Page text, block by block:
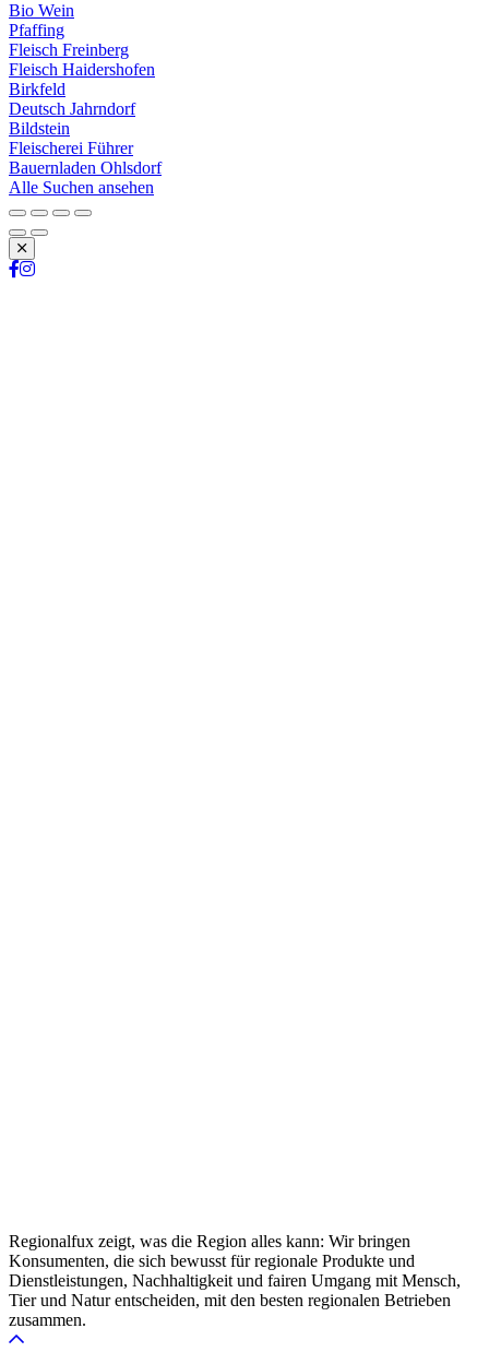
Bio Wein
Pfaffing
Fleisch Freinberg
Fleisch Haidershofen
Birkfeld
Deutsch Jahrndorf
Bildstein
Fleischerei Führer
Bauernladen Ohlsdorf
Alle Suchen ansehen
Schließen
Regionalfux zeigt, was die Region alles kann: Wir bringen
Konsumenten, die sich bewusst für regionale Produkte und
Dienstleistungen, Nachhaltigkeit und fairen Umgang mit Mensch,
Tier und Natur entscheiden, mit den besten regionalen Betrieben
zusammen.